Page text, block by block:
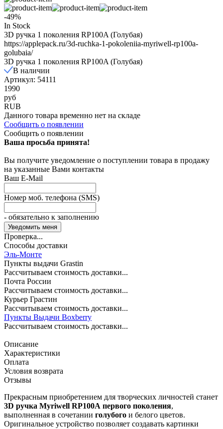
-49%
In Stock
3D ручка 1 поколения RP100A (Голубая)
https://applepack.ru/3d-ruchka-1-pokoleniia-myriwell-rp100a-
golubaia/
3D ручка 1 поколения RP100A (Голубая)
В наличии
Артикул: 54111
1990
руб
RUB
Данного товара временно нет на складе
Сообщить о появлении
Сообщить о появлении
Ваша просьба принята!
Вы получите уведомление о поступлении товара в продажу
на указанные Вами контакты
Ваш E-Mail
Номер моб. телефона (SMS)
- обязательно к заполнению
Проверка...
Способы доставки
Эль-Монте
Пункты выдачи Grastin
Рассчитываем стоимость доставки...
Почта России
Рассчитываем стоимость доставки...
Курьер Грастин
Рассчитываем стоимость доставки...
Пункты Выдачи Boxberry
Рассчитываем стоимость доставки...
Описание
Характеристики
Оплата
Условия возврата
Отзывы
Прекрасным приобретением для творческих личностей станет
3D ручка Myriwell RP100A первого поколения,
выполненная в сочетании голубого и белого цветов.
Оригинальное устройство позволяет создавать картинки